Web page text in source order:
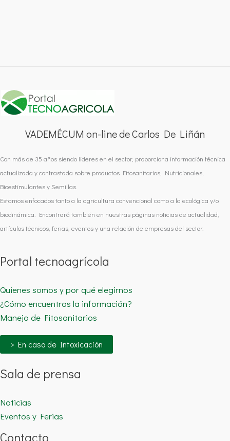
VADEMÉCUM on-line de Carlos De Liñán
Con más de 35 años siendo líderes en el sector, proporciona información técnica
actualizada y contrastada sobre productos Fitosanitarios, Nutricionales,
Bioestimulantes y Semillas.
Estamos enfocados tanto a la agricultura convencional como a la ecológica y/o
biodinámica. Encontrará también en nuestras páginas noticias de actualidad,
artículos técnicos, ferias, eventos y una relación de empresas del sector.
Portal tecnoagrícola
Quienes somos y por qué elegirnos
¿Cómo encuentras la información?
Manejo de Fitosanitarios
> En caso de Intoxicación
Sala de prensa
Noticias
Eventos y Ferias
Contacto